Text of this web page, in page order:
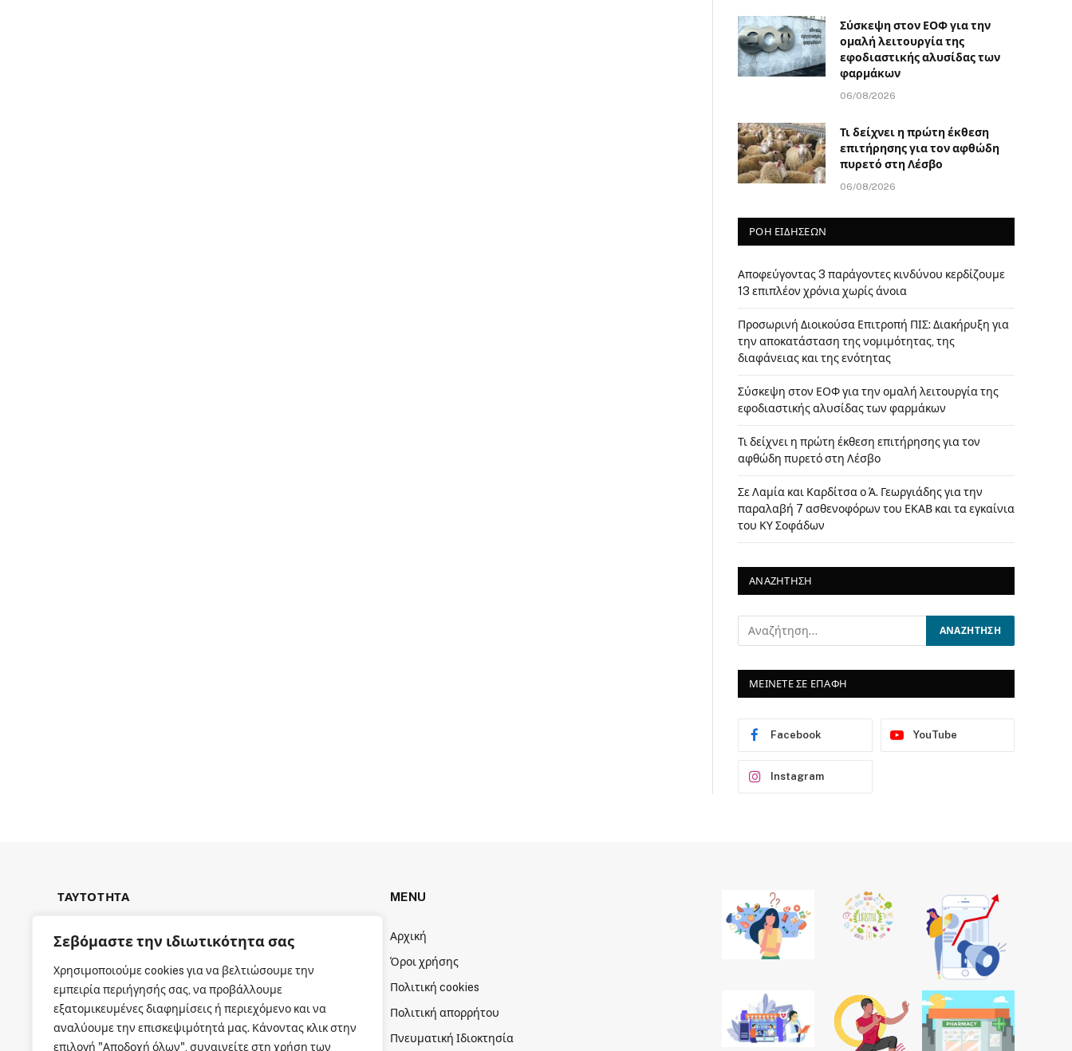
Σεβόμαστε την ιδιωτικότητα σας
Χρησιμοποιούμε cookies για να βελτιώσουμε την
εμπειρία περιήγησής σας, να προβάλλουμε
εξατομικευμένες διαφημίσεις ή περιεχόμενο και να
αναλύουμε την επισκεψιμότητά μας. Κάνοντας κλικ στην
επιλογή "Αποδοχή όλων", συναινείτε στη χρήση των
Σύσκεψη στον ΕΟΦ για την
ομαλή λειτουργία της
εφοδιαστικής αλυσίδας των
φαρμάκων
06/08/2026
Τι δείχνει η πρώτη έκθεση
επιτήρησης για τον αφθώδη
πυρετό στη Λέσβο
06/08/2026
ΡΟΗ ΕΙΔΗΣΕΩΝ
Αποφεύγοντας 3 παράγοντες κινδύνου κερδίζουμε
13 επιπλέον χρόνια χωρίς άνοια
Προσωρινή Διοικούσα Επιτροπή ΠΙΣ: Διακήρυξη για
την αποκατάσταση της νομιμότητας, της
διαφάνειας και της ενότητας
Σύσκεψη στον ΕΟΦ για την ομαλή λειτουργία της
εφοδιαστικής αλυσίδας των φαρμάκων
Τι δείχνει η πρώτη έκθεση επιτήρησης για τον
αφθώδη πυρετό στη Λέσβο
Σε Λαμία και Καρδίτσα ο Ά. Γεωργιάδης για την
παραλαβή 7 ασθενοφόρων του ΕΚΑΒ και τα εγκαίνια
του ΚΥ Σοφάδων
ΑΝΑΖΗΤΗΣΗ
ΜΕΙΝΕΤΕ ΣΕ ΕΠΑΦΗ
Facebook YouTube
Instagram
ΤΑΥΤΟΤΗΤΑ
ΕΤΑΙΡΙΚΗ ΤΑΥΤΟΤΗΤΑ
MENU
Αρχική
Όροι χρήσης
Πολιτική cookies
Πολιτική απορρήτου
Πνευματική Ιδιοκτησία